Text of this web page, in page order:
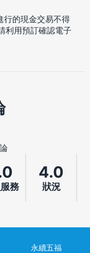
行的現金交易不得
利用預訂確認電子
務
4.0
狀況
永續五福